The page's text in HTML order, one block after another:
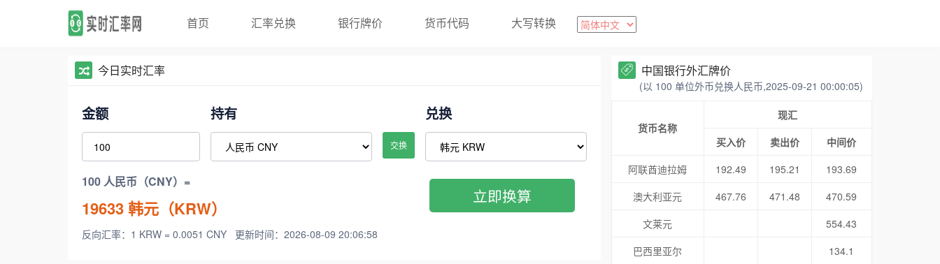
首页 汇率兑换 银行牌价 货币代码 大写转换
今日实时汇率
金额 持有
交换
兑换
100 人民币（CNY）=
19633韩元（KRW）
反向汇率：1 KRW = 0.0051 CNY 更新时间：2026-08-09 20:06:58
立即换算
中国银行外汇牌价
(以 100 单位外币兑换人民币,2025-09-21 00:00:05)
货币名称
现汇
买入价
卖出价
中间价
阿联酋迪拉姆
192.49 195.21
193.69
澳大利亚元
467.76 471.48
470.59
文莱元
554.43
巴西里亚尔
134.1